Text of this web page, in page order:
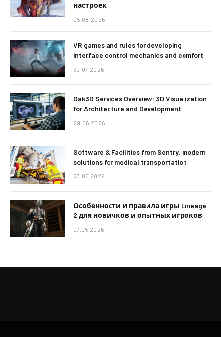
настроек
05.08.2026
VR games and rules for developing
interface control mechanics and comfort
30.07.2026
Oak3D Services Overview: 3D Visualization
for Architecture and Development
29.06.2026
Software & Facilities from Sentry: modern
solutions for medical transportation
23.05.2026
Особенности и правила игры Lineage
2 для новичков и опытных игроков
07.05.2026